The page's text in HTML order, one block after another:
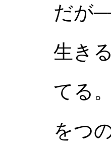
だが
生き
てる
をつ